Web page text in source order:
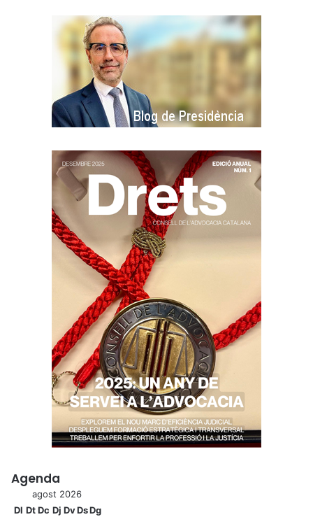
Agenda
agost 2026
Dl DtDc Dj DvDsDg